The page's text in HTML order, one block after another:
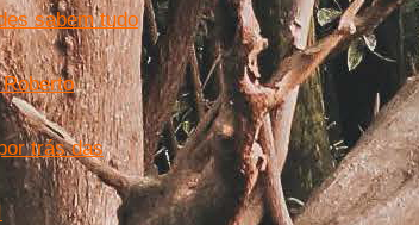
sabem tudo
trás das